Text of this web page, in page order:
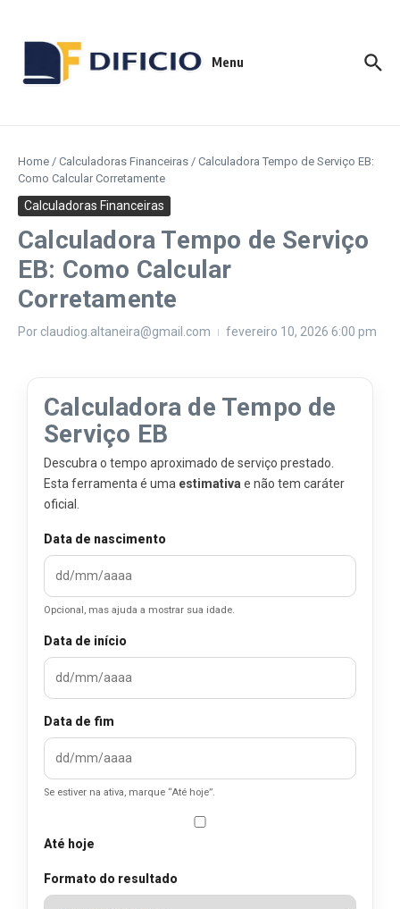
Menu
Home / Calculadoras Financeiras / Calculadora Tempo de Serviço EB:
Como Calcular Corretamente
Calculadoras Financeiras
Calculadora Tempo de Serviço
EB: Como Calcular
Corretamente
Por claudiog.altaneira@gmail.com fevereiro 10, 2026 6:00 pm
Calculadora de Tempo de
Serviço EB
Descubra o tempo aproximado de serviço prestado.
Esta ferramenta é uma estimativa e não tem caráter
oficial.
Data de nascimento
Opcional, mas ajuda a mostrar sua idade.
Data de início
Data de fim
Se estiver na ativa, marque “Até hoje”.
Até hoje
Formato do resultado